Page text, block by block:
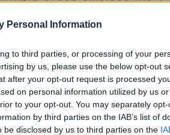
Personal Information
to third parties, or processing of your
by us, please use the below opt-out
after your opt-out request is processed
on personal information utilized by us
to your opt-out. You may separately
by third parties on the IAB’s list of
disclosed by us to third parties on the
είχανβουτήξει στο
πολυκατοικίας στην
μία μαθήτρια σκοτώθηκε επί
στη ΜΕΘ, όπου και